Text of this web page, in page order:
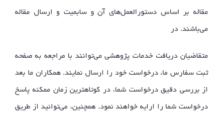
مقاله بر اساس دستورالعمل‌های آن و سابمیت و ارسال مقاله
می‌باشند. در
متقاضیان دریافت خدمات پژوهشی می‌توانند با مراجعه به صفحه
ثبت سفارس ما، درخواست خود را ارسال نمایند. همکاران ما بعد
از بررسی دقیق درخواست شما، در کوتاهترین زمان ممکنه پاسخ
درخواست شما را ارایه خواهند نمود. همچنین، می‌توانید از طریق